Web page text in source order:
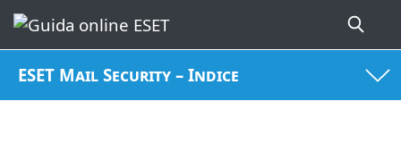
ESET Mail Security – Indice